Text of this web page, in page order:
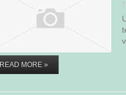
READ MORE »